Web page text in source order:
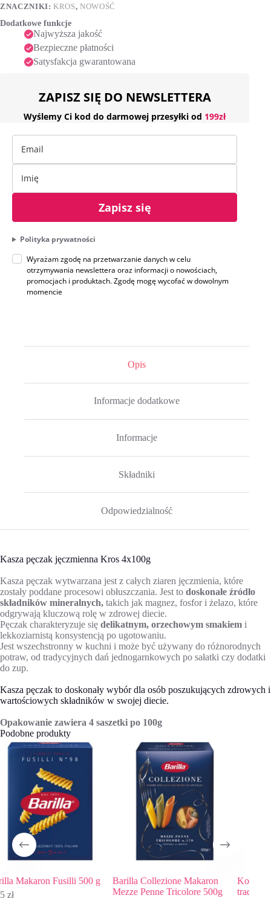
ZNACZNIKI:KROS,NOWOŚĆ
Dodatkowe funkcje
Najwyższa jakość
Bezpieczne płatności
Satysfakcja gwarantowana
ZAPISZ SIĘ DO NEWSLETTERA
Wyślemy Ci kod do darmowej przesyłki od 199zł
Zapisz się
Polityka prywatności
Wyrażam zgodę na przetwarzanie danych w celu
otrzymywania newslettera oraz informacji o nowościach,
promocjach i produktach. Zgodę mogę wycofać w dowolnym
momencie
Opis
Informacje dodatkowe
Informacje
Składniki
Odpowiedzialność
Kasza pęczak jęczmienna Kros 4x100g
Kasza pęczak wytwarzana jest z całych ziaren jęczmienia, które
zostały poddane procesowi obłuszczania. Jest to doskonałe źródło
składników mineralnych, takich jak magnez, fosfor i żelazo, które
odgrywają kluczową rolę w zdrowej diecie.
Pęczak charakteryzuje się delikatnym, orzechowym smakiem i
lekkoziarnistą konsystencją po ugotowaniu.
Jest wszechstronny w kuchni i może być używany do różnorodnych
potraw, od tradycyjnych dań jednogarnkowych po sałatki czy dodatki
do zup.
Kasza pęczak to doskonały wybór dla osób poszukujących zdrowych i
wartościowych składników w swojej diecie.
Opakowanie zawiera 4 saszetki po 100g
Podobne produkty
g
Barilla Collezione Makaron
Mezze Penne Tricolore 500g
Kotliński Sałatka jarzynowa
tradycyjna, 870g